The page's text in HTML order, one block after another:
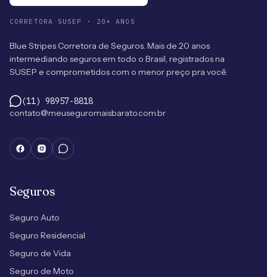
CORRETORA SUSEP · 20+ ANOS
Blue Stripes Corretora de Seguros. Mais de 20 anos
intermediando seguros em todo o Brasil, registrados na
SUSEP e comprometidos com o menor preço pra você.
(11) 98957-8818
contato@meuseguromaisbarato.com.br
Seguros
Seguro Auto
Seguro Residencial
Seguro de Vida
Seguro de Moto